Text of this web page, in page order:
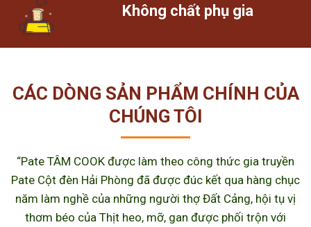
Không chất phụ gia
CÁC DÒNG SẢN PHẨM CHÍNH CỦA
CHÚNG TÔI
“Pate TÂM COOK được làm theo công thức gia truyền
Pate Cột đèn Hải Phòng đã được đúc kết qua hàng chục
năm làm nghề của những người thợ Đất Cảng, hội tụ vị
thơm béo của Thịt heo, mỡ, gan được phối trộn với